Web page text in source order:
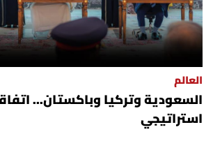
الرياضة
منوّعات
حظّك اليوم
العالم
السعودية وتركيا وباكستان...
استراتيجي